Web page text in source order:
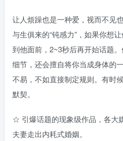
让人烦躁也是一种爱，视而不见
与生俱来的“钝感力”，如果你想
到他面前，2~3秒后再开始话题
细节，还会擅自将你当成身体的
不易，不如直接制定规则。有时
默契。
☆ 引爆话题的现象级作品，各大
夫妻走出内耗式婚姻。